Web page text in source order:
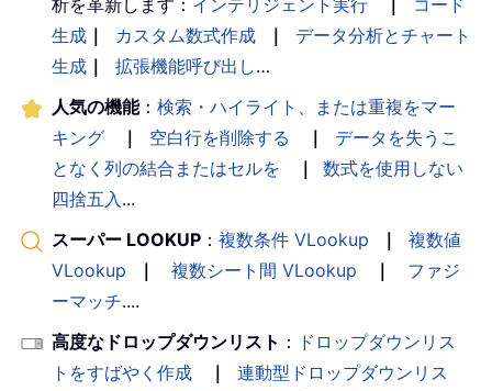
析を革新します： インテリジェント実行
コード
生成 ｜ カスタム数式作成 ｜
データ分析とチャート
生成 ｜ 拡張機能呼び出し…
人気の機能： 検索・ハイライト、または重複をマー
キング
｜ 空白行を削除する ｜
データを失うこ
となく列の結合またはセルを
｜
数式を使用しない
四捨五入...
スーパー LOOKUP ： 複数条件 VLookup ｜
複数値
VLookup
｜ 複数シート間 VLookup ｜
ファジ
ーマッチ....
高度なドロップダウンリスト ： ドロップダウンリス
トをすばやく作成
｜
連動型ドロップダウンリス